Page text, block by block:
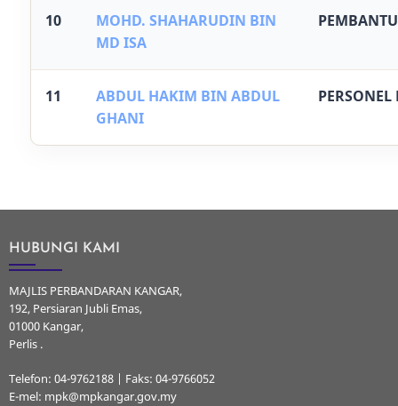
10
MOHD. SHAHARUDIN BIN
MD ISA
11
ABDUL HAKIM BIN ABDUL
GHANI
PERSONEL
HUBUNGI KAMI
MAJLIS PERBANDARAN KANGAR,
192, Persiaran Jubli Emas,
01000 Kangar,
Perlis .
Telefon: 04-9762188 | Faks: 04-9766052
E-mel: mpk@mpkangar.gov.my